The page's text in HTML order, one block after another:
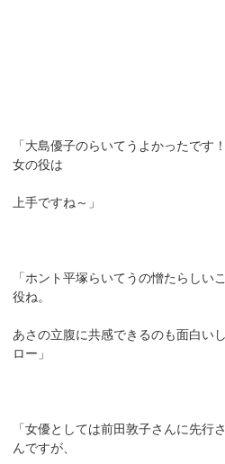
「大島優子のらいてうよかったです
女の役は
上手ですね～」
「ホント平塚らいてうの憎たらしい
役ね。
あさの立腹に共感できるのも面白い
ロー」
「女優としては前田敦子さんに先行
んですが、